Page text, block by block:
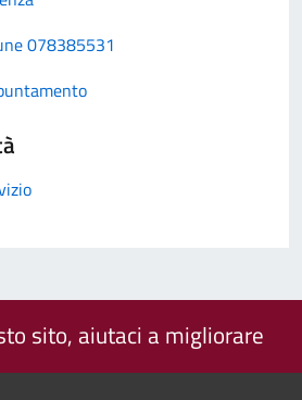
078385531
sito, aiutaci a migliorare